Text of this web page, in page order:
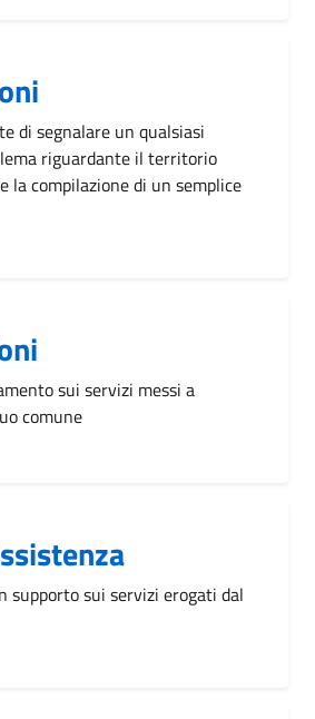
di segnalare un qualsiasi
riguardante il territorio
la compilazione di un semplice
sui servizi messi a
comune
supporto sui servizi erogati dal